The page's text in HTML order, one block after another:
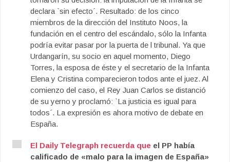
declara `sin efecto´. Resultado: de los cinco
miembros de la dirección del Instituto Noos, la
fundación en el centro del escándalo, sólo la Infanta
podría evitar pasar por la puerta de l tribunal. Ya que
Urdangarín, su socio en aquel momento, Diego
Torres, la esposa de éste y el secretario de la Infanta
Elena y Cristina comparecieron todos ante el juez. Al
comienzo del caso, el Rey Juan Carlos se distanció
de su yerno y proclamó: `La justicia es igual para
todos´. La expresión es ahora motivo de debate en
España.
El Daily Telegraph recuerda que el PP había
calificado de «malo para la imagen de España»